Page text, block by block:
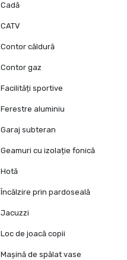
Cadă
CATV
Contor căldură
Contor gaz
Facilități sportive
Ferestre aluminiu
Garaj subteran
Geamuri cu izolație fonică
Hotă
Încălzire prin pardoseală
Jacuzzi
Loc de joacă copii
Mașină de spălat vase